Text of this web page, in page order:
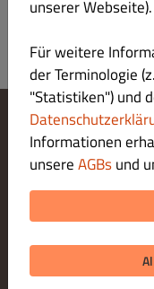
Cookie-Einstellungen
Kontaktiere uns
Allgemeine
Impressum
ZAHLUNGSARTEN BEI
unserer Webseite).
Für weitere
der Terminologie
"Statistiken") und
Informationen
unsereAGBsund